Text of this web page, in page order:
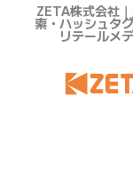
ZETA株式会社
索・ハッシュタ
リテールメ